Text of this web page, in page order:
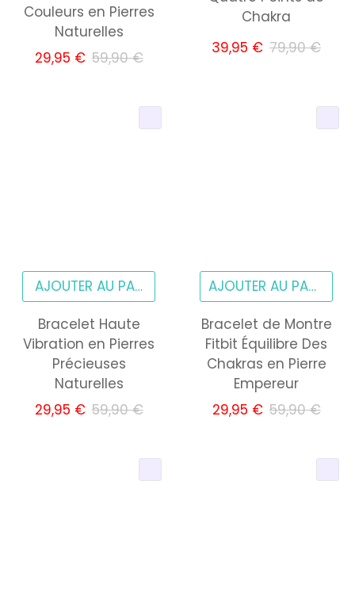
Couleurs en Pierres
Naturelles
29,95 € 59,90 €
Chakra
39,95 € 79,90 €
AJOUTER AU PANIER
Bracelet Haute
Vibration en Pierres
Précieuses
Naturelles
29,95 € 59,90 €
Bracelet de Montre
Fitbit Équilibre Des
Chakras en Pierre
Empereur
29,95 € 59,90 €